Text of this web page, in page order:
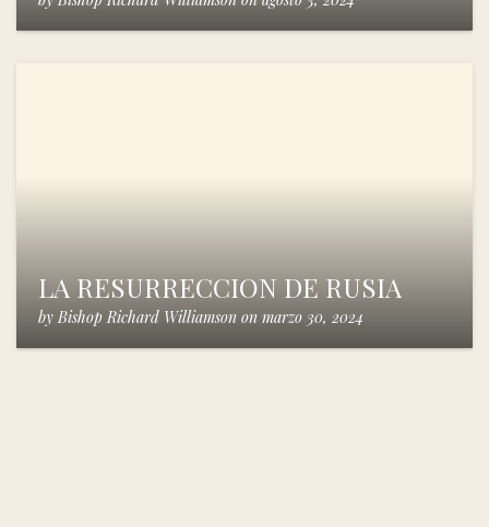
LA RESURRECCION DE RUSIA
by Bishop Richard Williamson on marzo 30, 2024